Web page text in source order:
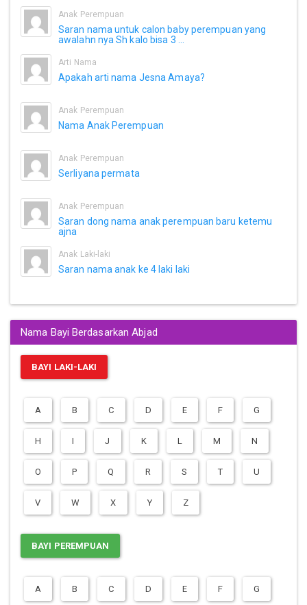
Anak Perempuan
Saran nama untuk calon baby perempuan yang
awalahn nya Sh kalo bisa 3 ...
Arti Nama
Apakah arti nama Jesna Amaya?
Anak Perempuan
Nama Anak Perempuan
Anak Perempuan
Serliyana permata
Anak Perempuan
Saran dong nama anak perempuan baru ketemu
ajna
Anak Laki-laki
Saran nama anak ke 4 laki laki
Nama Bayi Berdasarkan Abjad
BAYI LAKI-LAKI
A B C D E F G
H I J K L M N
O P Q R S T U
V W X Y Z
BAYI PEREMPUAN
A B C D E F G